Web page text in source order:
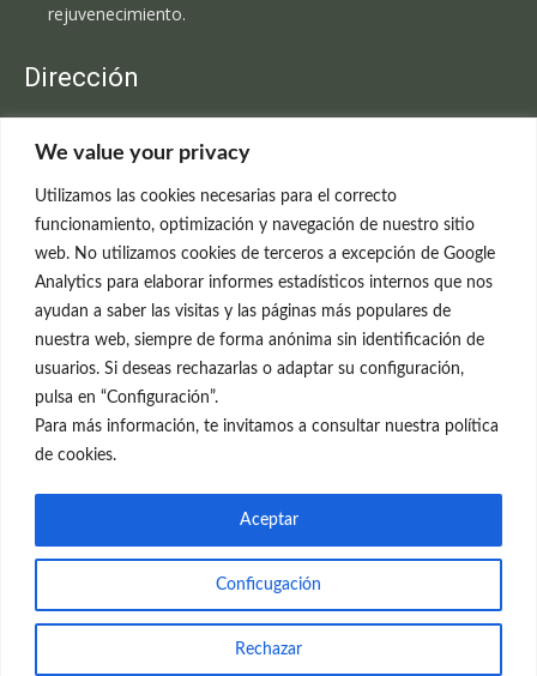
We value your privacy
Utilizamos las cookies necesarias para el correcto
funcionamiento, optimización y navegación de nuestro sitio
web. No utilizamos cookies de terceros a excepción de Google
Analytics para elaborar informes estadísticos internos que nos
ayudan a saber las visitas y las páginas más populares de
nuestra web, siempre de forma anónima sin identificación de
usuarios. Si deseas rechazarlas o adaptar su configuración,
pulsa en “Configuración”.
Para más información, te invitamos a consultar nuestra política
de cookies.
Conficugación
Rechazar
Aceptar
rejuvenecimiento.
Dirección
C/Claudio Coello, 19 - 1º
699 595 619
rejuvenecimiento@clinicaneleva.com
Información Legal
Política de Privacidad
Política de Cookies
© el Radar del Rejuvenecimiento